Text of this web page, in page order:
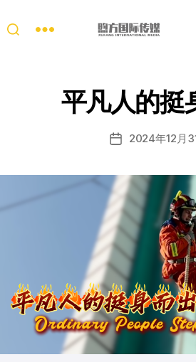
只
眼
中
际
短
视
频
大
赛
平凡人的挺
发
期
2024年12月